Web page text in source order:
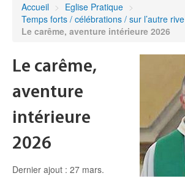
Démarches et sacrements
Sanctuaires & Pélerinages
Agenda diocésain
Je donne
Accueil > Eglise Pratique >
Temps forts / célébrations / sur l’autre rive
Le carême, aventure intérieure 2026
Le carême,
aventure
intérieure
2026
Dernier ajout : 27 mars.